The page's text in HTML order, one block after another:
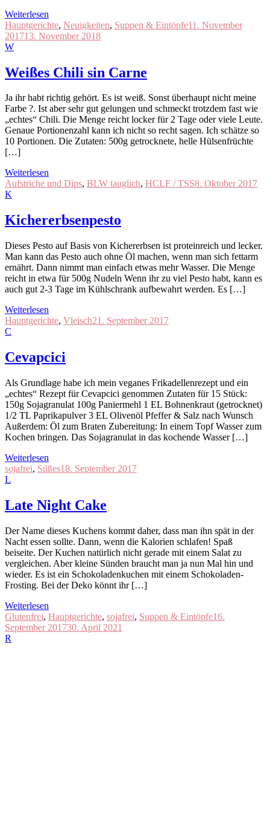
Weiterlesen
Hauptgerichte, Neuigkeiten, Suppen & Eintöpfe11. November
201713. November 2018
W
Weißes Chili sin Carne
Ja ihr habt richtig gehört. Es ist weiß. Sonst überhaupt nicht meine
Farbe ?. Ist aber sehr gut gelungen und schmeckt trotzdem fast wie
„echtes“ Chili. Die Menge reicht locker für 2 Tage oder viele Leute.
Genaue Portionenzahl kann ich nicht so recht sagen. Ich schätze so
10 Portionen. Die Zutaten: 500g getrocknete, helle Hülsenfrüchte
[…]
Weiterlesen
Aufstriche und Dips, BLW tauglich, HCLF / TSS8. Oktober 2017
K
Kichererbsenpesto
Dieses Pesto auf Basis von Kichererbsen ist proteinreich und lecker.
Man kann das Pesto auch ohne Öl machen, wenn man sich fettarm
ernährt. Dann nimmt man einfach etwas mehr Wasser. Die Menge
reicht in etwa für 500g Nudeln Wenn ihr zu viel Pesto habt, kann es
auch gut 2-3 Tage im Kühlschrank aufbewahrt werden. Es […]
Weiterlesen
Hauptgerichte, Vleisch21. September 2017
C
Cevapcici
Als Grundlage habe ich mein veganes Frikadellenrezept und ein
„echtes“ Rezept für Cevapcici genommen Zutaten für 15 Stück:
150g Sojagranulat 100g Paniermehl 1 EL Bohnenkraut (getrocknet)
1/2 TL Paprikapulver 3 EL Olivenöl Pfeffer & Salz nach Wunsch
Außerdem: Öl zum Braten Zubereitung: In einem Topf Wasser zum
Kochen bringen. Das Sojagranulat in das kochende Wasser […]
Weiterlesen
sojafrei, Süßes18. September 2017
L
Late Night Cake
Der Name dieses Kuchens kommt daher, dass man ihn spät in der
Nacht essen sollte. Dann, wenn die Kalorien schlafen! Spaß
beiseite. Der Kuchen natürlich nicht gerade mit einem Salat zu
vergleichen. Aber kleine Sünden braucht man ja nun Mal hin und
wieder. Es ist ein Schokoladenkuchen mit einem Schokoladen-
Frosting. Bei der Deko könnt ihr […]
Weiterlesen
Glutenfrei, Hauptgerichte, sojafrei, Suppen & Eintöpfe16.
September 201730. April 2021
R